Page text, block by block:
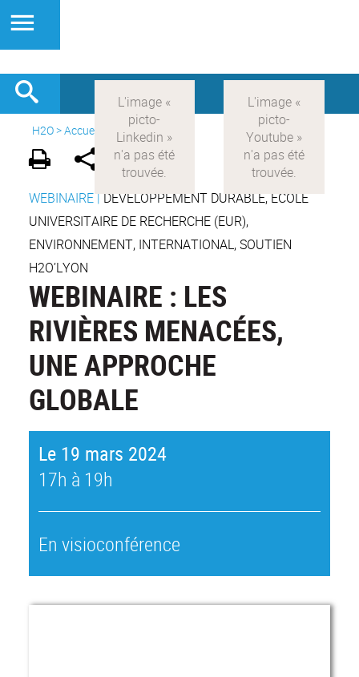
H2O>Accueil Actualités
WEBINAIRE | DÉVELOPPEMENT DURABLE, ÉCOLE
UNIVERSITAIRE DE RECHERCHE (EUR),
ENVIRONNEMENT, INTERNATIONAL, SOUTIEN
H2O’LYON
WEBINAIRE : LES
RIVIÈRES MENACÉES,
UNE APPROCHE
GLOBALE
Le 19 mars 2024
17h à 19h
En visioconférence